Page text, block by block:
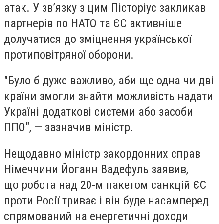
атак. У зв’язку з цим Пісторіус закликав
партнерів по НАТО та ЄС активніше
долучатися до зміцнення української
протиповітряної оборони.
"Було б дуже важливо, аби ще одна чи дві
країни змогли знайти можливість надати
Україні додаткові системи або засоби
ППО", — зазначив міністр.
Нещодавно міністр закордонних справ
Німеччини Йоганн Вадефуль заявив,
що робота над 20-м пакетом санкцій ЄС
проти Росії триває і він буде насамперед
спрямований на енергетичні доходи